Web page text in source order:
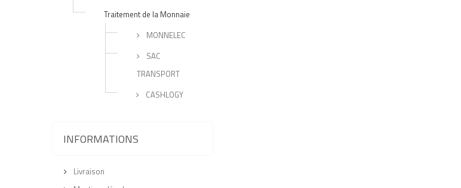
Traitement de la Monnaie
MONNELEC
SAC
TRANSPORT
CASHLOGY
INFORMATIONS
Livraison